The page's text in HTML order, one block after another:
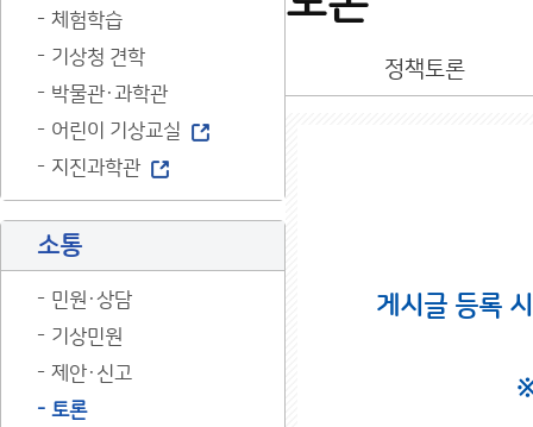
체험학습
기상청 견학
박물관·과학관
어린이 기상교실
지진과학관
소통
민원·상담
기상민원
제안·신고
토론
정책토론
게시글 등록